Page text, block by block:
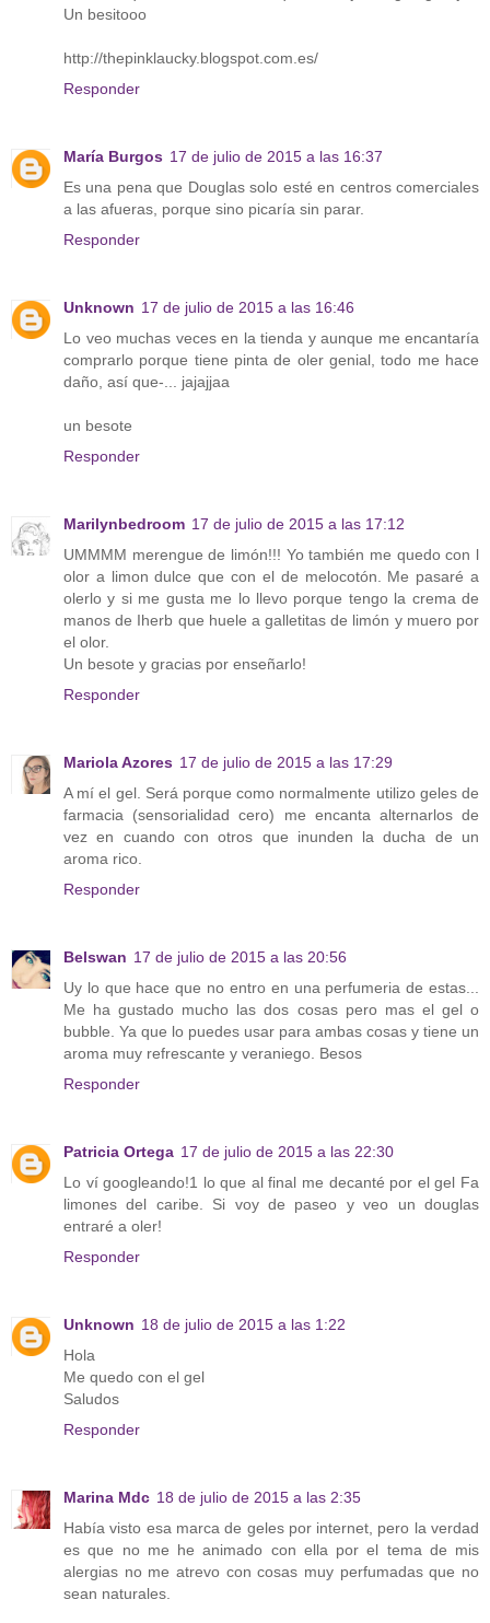
Un besitooo
http://thepinklaucky.blogspot.com.es/
Responder
María Burgos 17 de julio de 2015 a las 16:37
Es una pena que Douglas solo esté en centros comerciales
a las afueras, porque sino picaría sin parar.
Responder
Unknown 17 de julio de 2015 a las 16:46
Lo veo muchas veces en la tienda y aunque me encantaría
comprarlo porque tiene pinta de oler genial, todo me hace
daño, así que-... jajajjaa
un besote
Responder
Marilynbedroom 17 de julio de 2015 a las 17:12
UMMMM merengue de limón!!! Yo también me quedo con l
olor a limon dulce que con el de melocotón. Me pasaré a
olerlo y si me gusta me lo llevo porque tengo la crema de
manos de Iherb que huele a galletitas de limón y muero por
el olor.
Un besote y gracias por enseñarlo!
Responder
Mariola Azores 17 de julio de 2015 a las 17:29
A mí el gel. Será porque como normalmente utilizo geles de
farmacia (sensorialidad cero) me encanta alternarlos de
vez en cuando con otros que inunden la ducha de un
aroma rico.
Responder
Belswan 17 de julio de 2015 a las 20:56
Uy lo que hace que no entro en una perfumeria de estas...
Me ha gustado mucho las dos cosas pero mas el gel o
bubble. Ya que lo puedes usar para ambas cosas y tiene un
aroma muy refrescante y veraniego. Besos
Responder
Patricia Ortega 17 de julio de 2015 a las 22:30
Lo ví googleando!1 lo que al final me decanté por el gel Fa
limones del caribe. Si voy de paseo y veo un douglas
entraré a oler!
Responder
Unknown 18 de julio de 2015 a las 1:22
Hola
Me quedo con el gel
Saludos
Responder
Marina Mdc 18 de julio de 2015 a las 2:35
Había visto esa marca de geles por internet, pero la verdad
es que no me he animado con ella por el tema de mis
alergias no me atrevo con cosas muy perfumadas que no
sean naturales.